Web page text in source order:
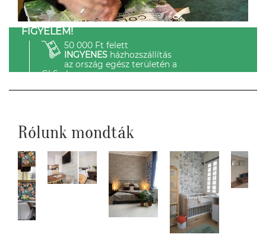
FIGYELEM!
50 000 Ft felett
INGYENESházhozszállítás
az ország egész területén a
GLS-el.
Rólunk mondták